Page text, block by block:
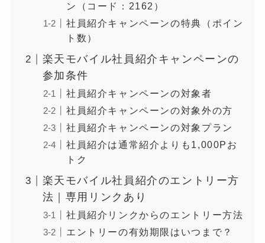
ン（コード：2162）
社員紹介キャンペーンの特典（ポイン
ト数）
楽天モバイル社員紹介キャンペーンの
参加条件
社員紹介キャンペーンの対象者
社員紹介キャンペーンの対象外の方
社員紹介キャンペーンの対象プラン
社員紹介は通常紹介よりも1,000Pお
トク
楽天モバイル社員紹介のエントリー方
法｜専用リンクあり
社員紹介リンクからのエントリー方法
エントリーの有効期限はいつまで？